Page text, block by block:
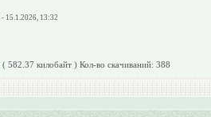
- 15.1.2026, 13:32
( 582.37 килобайт ) Кол-во скачиваний: 388